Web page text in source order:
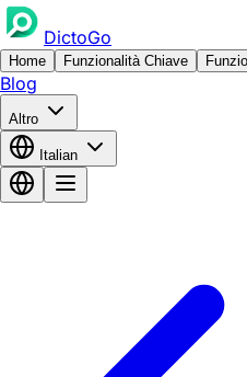
DictoGo
Home Funzionalità Chiave
Blog
Altro
Italian